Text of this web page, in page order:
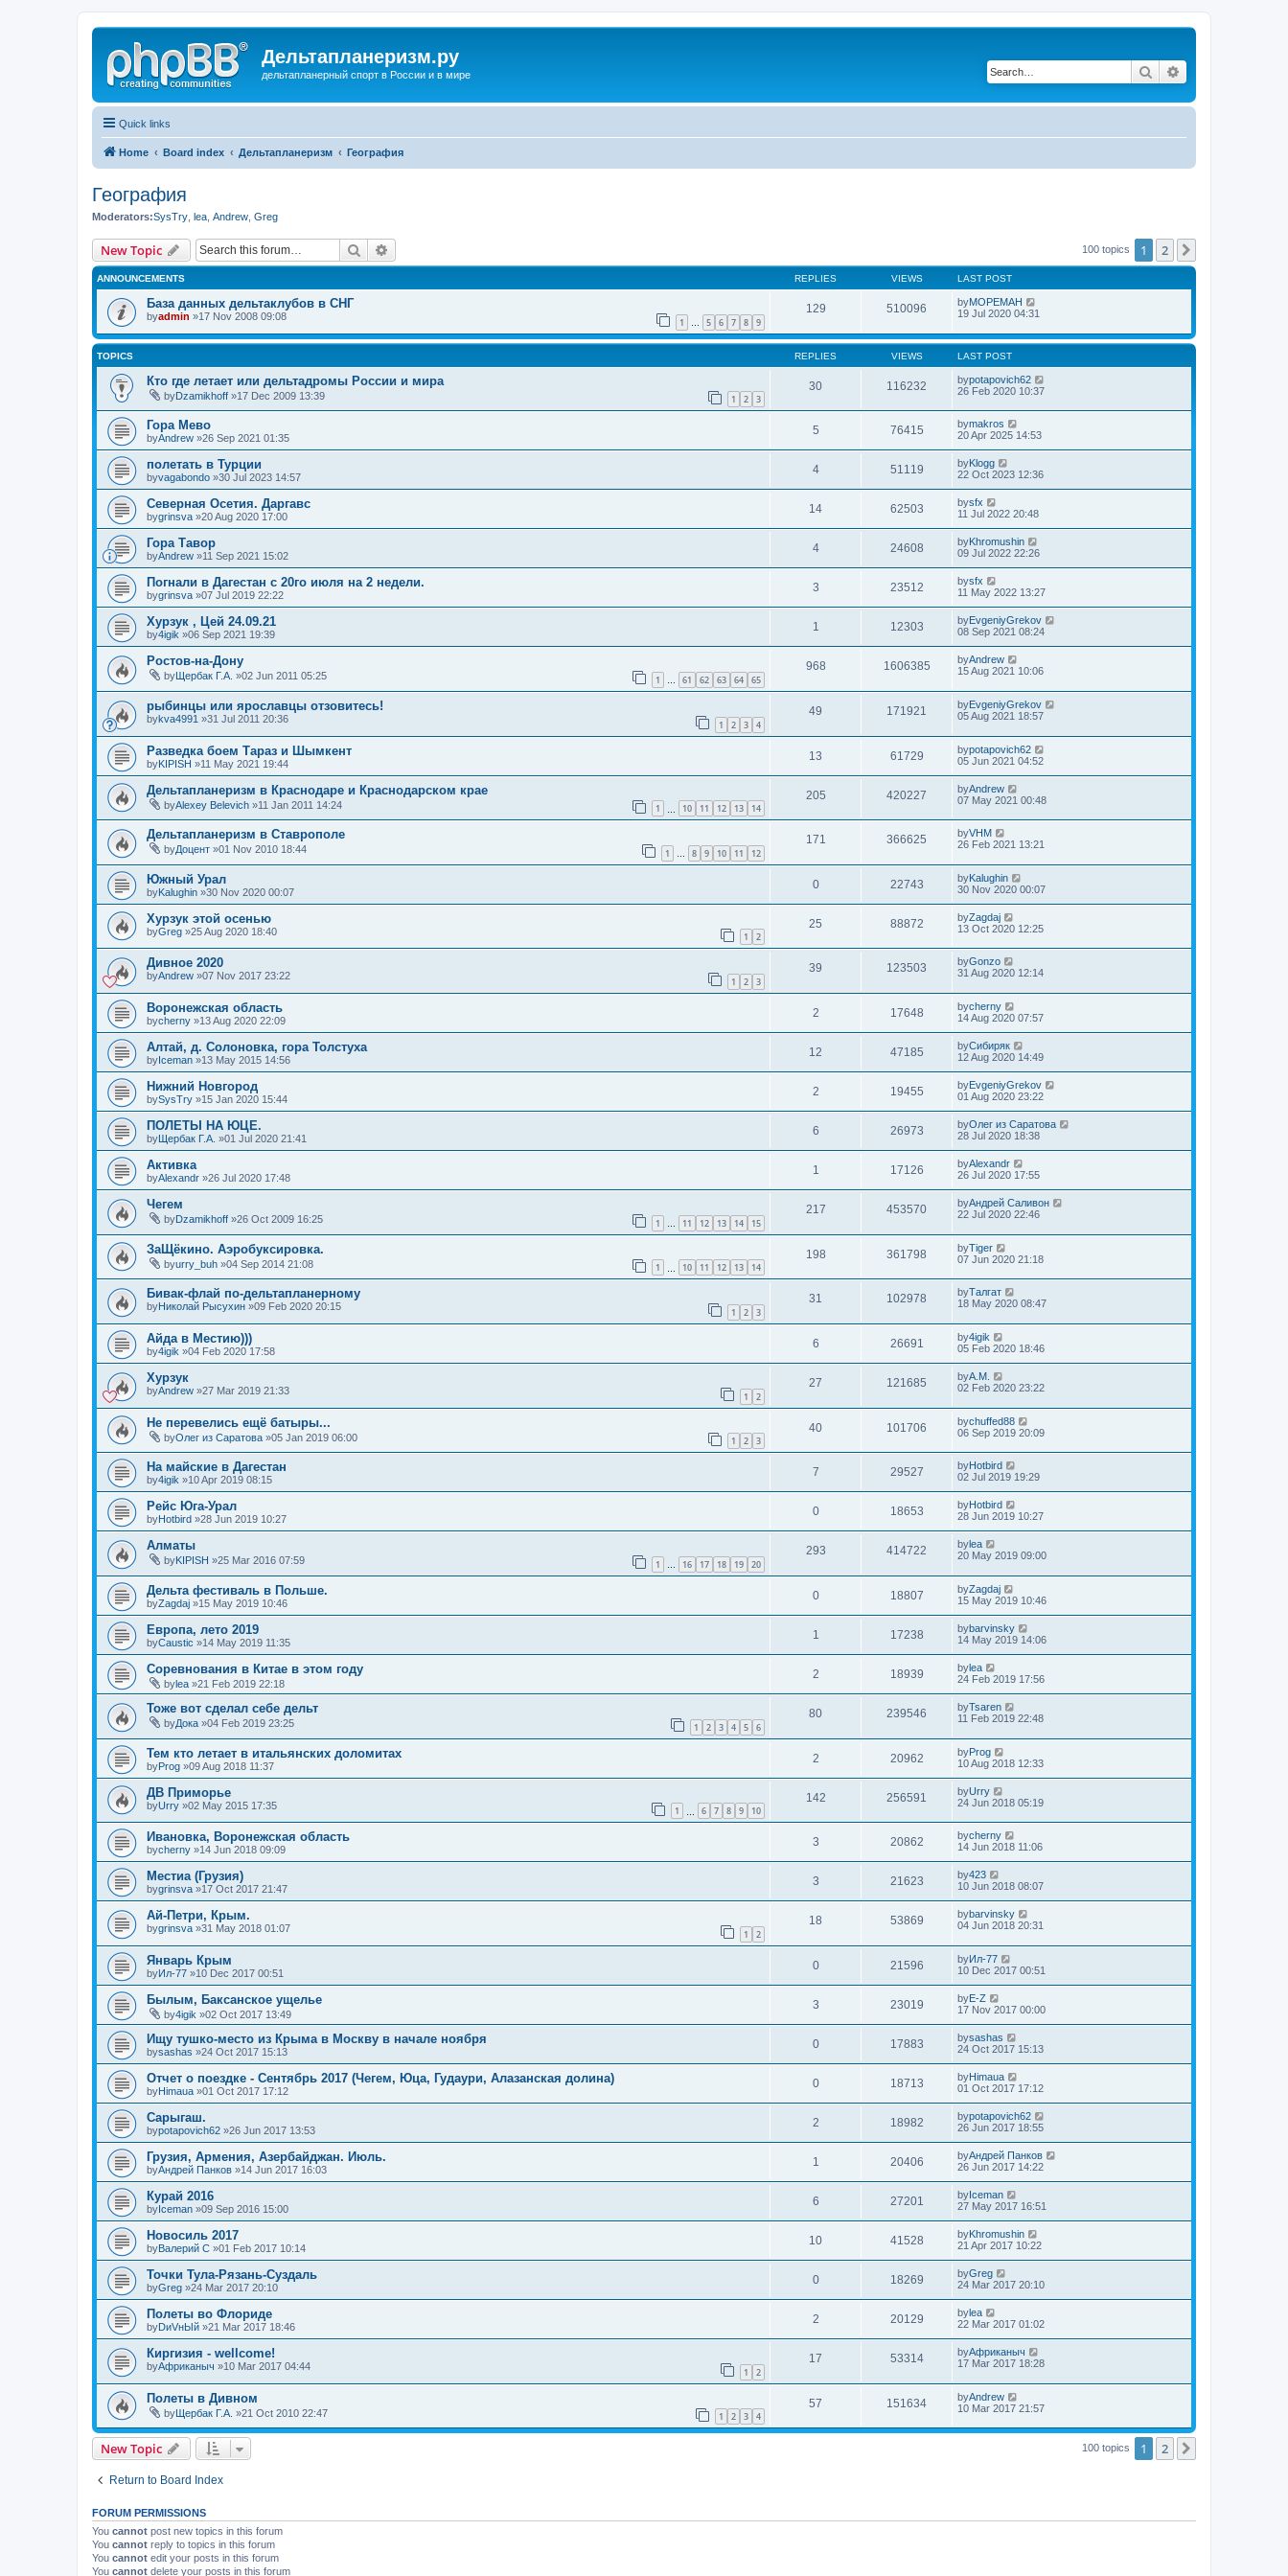
Дельтапланеризм.ру
дельтапланерный спорт в России и в мире Search
Quick links
Home Board index Дельтапланеризм География
География
Moderators:SysTry lea Andrew Greg
New Topic Search 100 topics 1 2
ANNOUNCEMENTS REPLIES VIEWS LAST POST
База данных дельтаклубов в СНГ
byadmin »17 Nov 2008 09:08 1 … 5 6 7 8 9
129 510096 byMOPEMAH
19 Jul 2020 04:31
TOPICS REPLIES VIEWS LAST POST
Кто где летает или дельтадромы России и мира
byDzamikhoff »17 Dec 2009 13:39 1 2 3
30 116232 bypotapovich62
26 Feb 2020 10:37
Гора Мево
byAndrew »26 Sep 2021 01:35
5 76415 bymakros
20 Apr 2025 14:53
полетать в Турции
byvagabondo »30 Jul 2023 14:57
4 51119 byKlogg
22 Oct 2023 12:36
Северная Осетия. Даргавс
bygrinsva »20 Aug 2020 17:00
14 62503 bysfx
11 Jul 2022 20:48
Гора Тавор
byAndrew »11 Sep 2021 15:02
4 24608 byKhromushin
09 Jul 2022 22:26
Погнали в Дагестан с 20го июля на 2 недели.
bygrinsva »07 Jul 2019 22:22
3 23512 bysfx
11 May 2022 13:27
Хурзук , Цей 24.09.21
by4igik »06 Sep 2021 19:39
1 12303 byEvgeniyGrekov
08 Sep 2021 08:24
Ростов-на-Дону
by Щербак Г.А. »02 Jun 2011 05:25 1 … 61 62 63 64 65
968 1606385 byAndrew
15 Aug 2021 10:06
рыбинцы или ярославцы отзовитесь!
bykva4991 »31 Jul 2011 20:36 1 2 3 4
49 171921 byEvgeniyGrekov
05 Aug 2021 18:57
Разведка боем Тараз и Шымкент
byKIPISH »11 May 2021 19:44
13 61729 bypotapovich62
05 Jun 2021 04:52
Дельтапланеризм в Краснодаре и Краснодарском крае
byAlexey Belevich »11 Jan 2011 14:24 1 10 11 12 13 14
205 420227 byAndrew
07 May 2021 00:48
Дельтапланеризм в Ставрополе
byДоцент »01 Nov 2010 18:44 1 … 8 9 10 11 12
171 366625 byVHM
26 Feb 2021 13:21
Южный Урал
byKalughin »30 Nov 2020 00:07
0 22743 byKalughin
30 Nov 2020 00:07
Хурзук этой осенью
byGreg »25 Aug 2020 18:40 1 2
25 88872 byZagdaj
13 Oct 2020 12:25
Дивное 2020
byAndrew »07 Nov 2017 23:22 1 2 3
39 123503 byGonzo
31 Aug 2020 12:14
Воронежская область
bycherny »13 Aug 2020 22:09
2 17648 bycherny
14 Aug 2020 07:57
Алтай, д. Солоновка, гора Толстуха
byIceman »13 May 2015 14:56
12 47185 byСибиряк
12 Aug 2020 14:49
Нижний Новгород
bySysTry »15 Jan 2020 15:44
2 19455 byEvgeniyGrekov
01 Aug 2020 23:22
ПОЛЕТЫ НА ЮЦЕ.
byЩербак Г.А. »01 Jul 2020 21:41
6 26973 byОлег из Саратова
28 Jul 2020 18:38
Активка
byAlexandr »26 Jul 2020 17:48
1 17126 byAlexandr
26 Jul 2020 17:55
Чегем
byDzamikhoff »26 Oct 2009 16:25 1 … 11 12 13 14 15
217 453570 byАндрей Саливон
22 Jul 2020 22:46
ЗаЩёкино. Аэробуксировка.
byurry_buh »04 Sep 2014 21:08 1 10 11 12 13 14
198 361798 byTiger
07 Jun 2020 21:18
Бивак-флай по-дельтапланерному
byНиколай Рысухин »09 Feb 2020 20:15 1 2 3
31 102978 byТалгат
18 May 2020 08:47
Айда в Местию)))
by4igik »04 Feb 2020 17:58
6 26691 by4igik
05 Feb 2020 18:46
Хурзук
byAndrew »27 Mar 2019 21:33 1 2
27 121685 byA.M.
02 Feb 2020 23:22
Не перевелись ещё батыры...
byОлег из Саратова »05 Jan 2019 06:00 1 2 3
40 101706 bychuffed88
06 Sep 2019 20:09
На майские в Дагестан
by4igik »10 Apr 2019 08:15
7 29527 byHotbird
02 Jul 2019 19:29
Рейс Юга-Урал
byHotbird »28 Jun 2019 10:27
0 18653 byHotbird
28 Jun 2019 10:27
Алматы
byKIPISH »25 Mar 2016 07:59 1 … 16 17 18 19 20
293 414722 bylea
20 May 2019 09:00
Дельта фестиваль в Польше.
byZagdaj »15 May 2019 10:46
0 18807 byZagdaj
15 May 2019 10:46
Европа, лето 2019
byCaustic »14 May 2019 11:35
1 17238 bybarvinsky
14 May 2019 14:06
Соревнования в Китае в этом году
bylea »21 Feb 2019 22:18
2 18939 bylea
24 Feb 2019 17:56
Тоже вот сделал себе дельт
byДока »04 Feb 2019 23:25 1 2 3 4 5 6
80 239546 byTsaren
11 Feb 2019 22:48
Тем кто летает в итальянских доломитах
byProg »09 Aug 2018 11:37
2 20962 byProg
10 Aug 2018 12:33
ДВ Приморье
byUrry »02 May 2015 17:35 1 6 7 8 9 10
142 256591 byUrry
24 Jun 2018 05:19
Ивановка, Воронежская область
bycherny »14 Jun 2018 09:09
3 20862 bycherny
14 Jun 2018 11:06
Местиа (Грузия)
bygrinsva »17 Oct 2017 21:47
3 21623 by423
10 Jun 2018 08:07
Ай-Петри, Крым.
bygrinsva »31 May 2018 01:07 1 2
18 53869 bybarvinsky
04 Jun 2018 20:31
Январь Крым
byИл-77 »10 Dec 2017 00:51
0 21596 byИл-77
10 Dec 2017 00:51
Былым, Баксанское ущелье
by4igik »02 Oct 2017 13:49
3 23019 byE-Z
17 Nov 2017 00:00
Ищу тушко-место из Крыма в Москву в начале ноября
bysashas »24 Oct 2017 15:13
0 17883 bysashas
24 Oct 2017 15:13
Отчет о поездке - Сентябрь 2017 (Чегем, Юца, Гудаури, Алазанская долина)
byHimaua »01 Oct 2017 17:12
0 18713 byHimaua
01 Oct 2017 17:12
Сарыгаш.
bypotapovich62 »26 Jun 2017 13:53
2 18982 bypotapovich62
26 Jun 2017 18:55
Грузия, Армения, Азербайджан. Июль.
byАндрей Панков »14 Jun 2017 16:03
1 20406 byАндрей Панков
26 Jun 2017 14:22
Курай 2016
byIceman »09 Sep 2016 15:00
6 27201 byIceman
27 May 2017 16:51
Новосиль 2017
byВалерий С »01 Feb 2017 10:14
10 41528 byKhromushin
21 Apr 2017 10:22
Точки Тула-Рязань-Суздаль
byGreg »24 Mar 2017 20:10
0 18269 byGreg
24 Mar 2017 20:10
Полеты во Флориде
byDиVнЫй »21 Mar 2017 18:46
2 20129 bylea
22 Mar 2017 01:02
Киргизия - wellcome!
byАфриканыч »10 Mar 2017 04:44 1 2
17 53314 byАфриканыч
17 Mar 2017 18:28
Полеты в Дивном
byЩербак Г.А. »21 Oct 2010 22:47 1 2 3 4
57 151634 byAndrew
10 Mar 2017 21:57
New Topic 100 topics 1 2
Return to Board Index
FORUM PERMISSIONS
You cannot post new topics in this forum
You cannot reply to topics in this forum
You cannot edit your posts in this forum
You cannot delete your posts in this forum